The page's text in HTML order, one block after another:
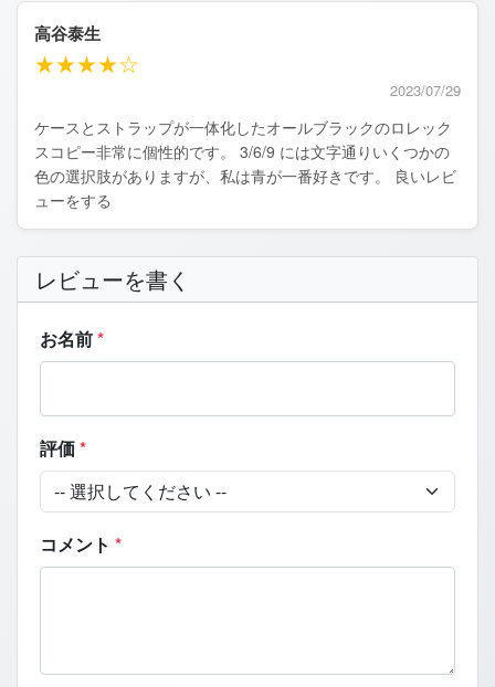
高谷泰生
★★★★☆
2023/07/29
ケースとストラップが一体化したオールブラックのロレック
スコピー非常に個性的です。 3/6/9 には文字通りいくつかの
色の選択肢がありますが、私は青が一番好きです。 良いレビ
ューをする
レビューを書く
お名前*
評価*
コメント *